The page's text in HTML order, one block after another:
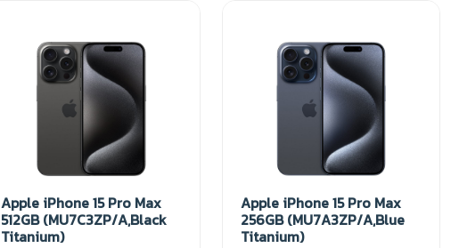
Apple iPhone 15 Pro Max
512GB (MU7C3ZP/A,Black
Titanium)
Apple iPhone 15 Pro Max
256GB (MU7A3ZP/A,Blue
Titanium)